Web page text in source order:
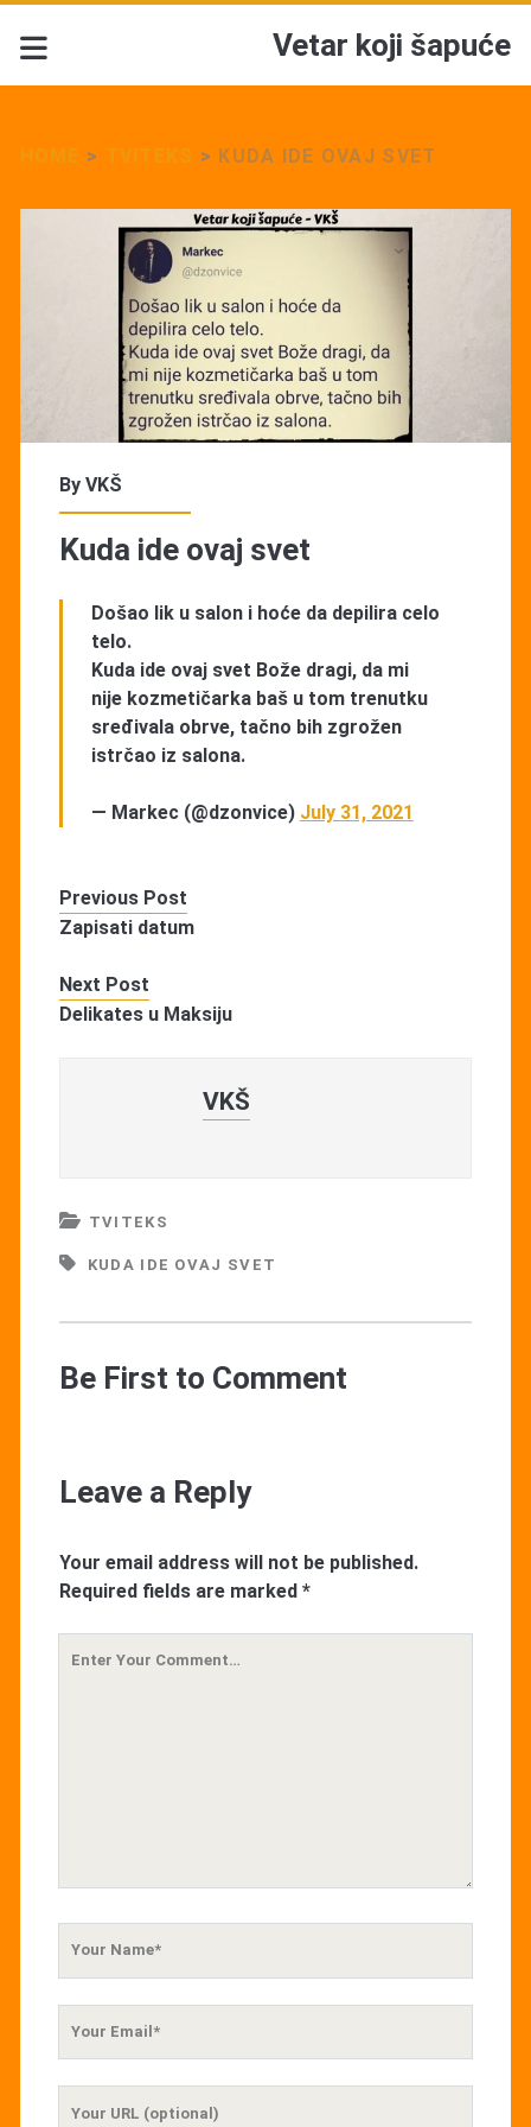
Vetar koji šapuće
> > KUDA IDE OVAJ SVET
By VKŠ
Kuda ide ovaj svet
Došao lik u salon i hoće da depilira celo
telo.
Kuda ide ovaj svet Bože dragi, da mi
nije kozmetičarka baš u tom trenutku
sređivala obrve, tačno bih zgrožen
istrčao iz salona.
— Markec (@dzonvice) July 31, 2021
Previous Post
Zapisati datum
Next Post
Delikates u Maksiju
VKŠ
TVITEKS
KUDA IDE OVAJ SVET
Be First to Comment
Leave a Reply
Your email address will not be published.
Required fields are marked *